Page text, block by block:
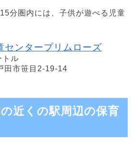
分圏内には、子供が遊べる児童
センタープリムローズ
トル
田市笹目2-19-14
近くの駅周辺の保育